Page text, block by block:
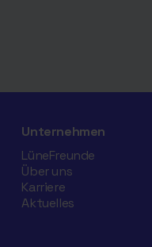
Unternehmen
LüneFreunde
Über uns
Karriere
Aktuelles